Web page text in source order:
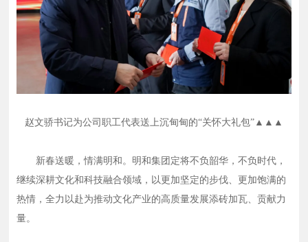
赵文骄书记为公司职工代表送上沉甸甸的“关怀大礼包”▲ ▲ ▲
新春送暖，情满明和。明和集团定将不负韶华，不负时代，
继续深耕文化和科技融合领域，以更加坚定的步伐、更加饱满的
热情，全力以赴为推动文化产业的高质量发展添砖加瓦、贡献力
量。